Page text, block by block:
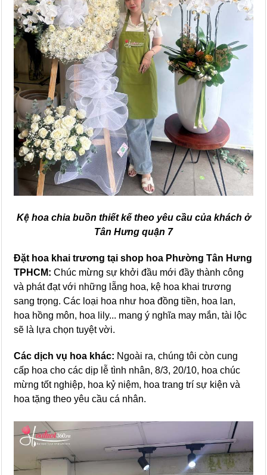
Kệ hoa chia buồn thiết kế theo yêu cầu của khách ở
Tân Hưng quận 7
Đặt hoa khai trương tại shop hoa Phường Tân Hưng
TPHCM: Chúc mừng sự khởi đầu mới đầy thành công
và phát đạt với những lẵng hoa, kệ hoa khai trương
sang trọng. Các loại hoa như hoa đồng tiền, hoa lan,
hoa hồng môn, hoa lily... mang ý nghĩa may mắn, tài lộc
sẽ là lựa chọn tuyệt vời.
Các dịch vụ hoa khác: Ngoài ra, chúng tôi còn cung
cấp hoa cho các dịp lễ tình nhân, 8/3, 20/10, hoa chúc
mừng tốt nghiệp, hoa kỷ niệm, hoa trang trí sự kiện và
hoa tặng theo yêu cầu cá nhân.